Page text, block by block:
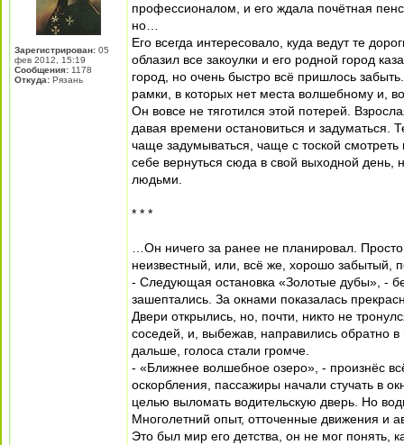
Зарегистрирован: 05
фев 2012, 15:19
Сообщения: 1178
Откуда: Рязань
профессионалом, и его ждала почётная
но…
Его всегда интересовало, куда ведут те
облазил все закоулки и его родной город
город, но очень быстро всё пришлось
рамки, в которых нет места волшебному и,
Он вовсе не тяготился этой потерей.
давая времени остановиться и задуматься.
чаще задумываться, чаще с тоской
себе вернуться сюда в свой выходной
людьми.
* * *
…Он ничего за ранее не планировал.
неизвестный, или, всё же, хорошо забытый,
- Следующая остановка «Золотые дубы», -
зашептались. За окнами показалась
Двери открылись, но, почти, никто не
соседей, и, выбежав, направились обратно
дальше, голоса стали громче.
- «Ближнее волшебное озеро», - произнёс
оскорбления, пассажиры начали стучать в
целью выломать водительскую дверь. Но
Многолетний опыт, отточенные движения и
Это был мир его детства, он не мог понять,